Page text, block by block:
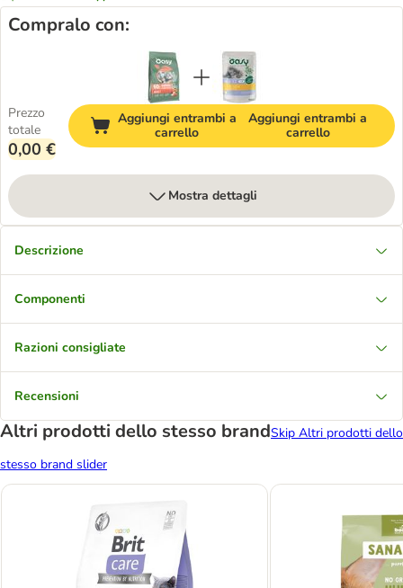
Compralo con:
Prezzo
totale
0,00 €
Aggiungi entrambi a
carrello
Aggiungi entrambi a
carrello
Mostra dettagli
Descrizione
Componenti
Razioni consigliate
Recensioni
Altri prodotti dello stesso brandSkip Altri prodotti dello
stesso brand slider